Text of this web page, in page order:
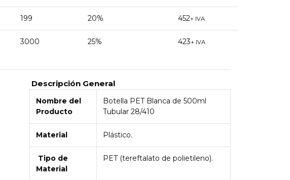
199 20% 452+ IVA
3000 25% 423+ IVA
Descripción General
Nombre del
Producto
Botella PET Blanca de 500ml
Tubular 28/410
Material Plástico.
Tipo de
Material
PET (tereftalato de polietileno).